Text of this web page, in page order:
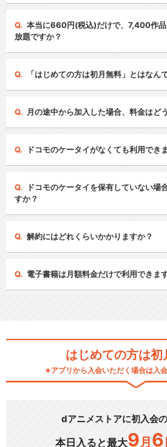
本当に660円(税込)だけで、7,400作
放題ですか？
「はじめての方は初月無料」とはなん
月の途中から加入した場合、料金はど
ドコモのケータイがなくても利用でき
ドコモのケータイを保有していない場
すか？
解約にはどれくらいかかりますか？
電子書籍は月額料金だけで利用できま
はじめての方は初
※アプリから入会いただく場合は入
dアニメストアに初入会
本日入ると最大9 月 6